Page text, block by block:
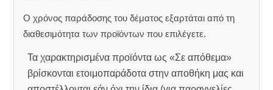
Ο χρόνος παράδοσης του δέματος εξαρτάται από τη
διαθεσιμότητα των προϊόντων που επιλέγετε.
Τα χαρακτηρισμένα προϊόντα ως «Σε απόθεμα»
βρίσκονται ετοιμοπαράδοτα στην αποθήκη μας και